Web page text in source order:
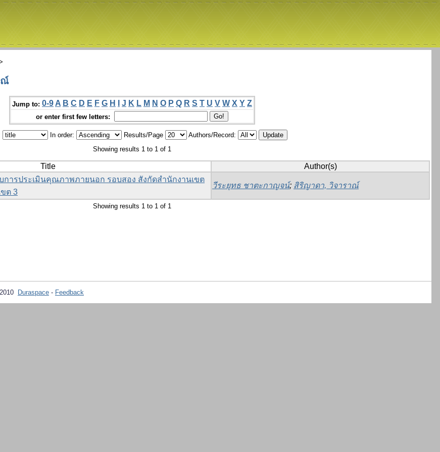
ณ์
Jump to: 0-9 A B C D E F G H J K L M N O P Q R S T U V W X Y Z
or enter first few letters:
In order: Results/Page
Authors/Record:
Showing results 1 to 1 of 1
Title Author(s)
ารประเมินคุณภาพภายนอก รอบสอง สังกัดสำนักงานเขต
ต 3
วีระยุทธ ชาตะกาญจน์; สิริญาดา, วิจาราณ์
Showing results 1 to 1 of 1
Duraspace - Feedback